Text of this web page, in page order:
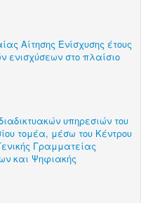
Αίτησης Ενίσχυσης έτους
ενισχύσεων στο πλαίσιο
υπηρεσιών του
τομέα, μέσω του Κέντρου
Γραμματείας
και Ψηφιακής